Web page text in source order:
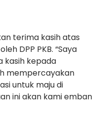
terima kasih atas
DPP PKB. “Saya
kasih kepada
mempercayakan
untuk maju di
ini akan kami emban